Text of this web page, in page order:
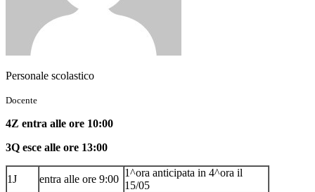
Personale scolastico
Docente
4Z entra alle ore 10:00
3Q esce alle ore 13:00
1J entra alle ore 9:00
1^ora anticipata in 4^ora il
15/05